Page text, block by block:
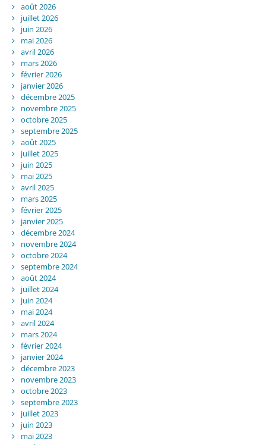
août 2026
juillet 2026
juin 2026
mai 2026
avril 2026
mars 2026
février 2026
janvier 2026
décembre 2025
novembre 2025
octobre 2025
septembre 2025
août 2025
juillet 2025
juin 2025
mai 2025
avril 2025
mars 2025
février 2025
janvier 2025
décembre 2024
novembre 2024
octobre 2024
septembre 2024
août 2024
juillet 2024
juin 2024
mai 2024
avril 2024
mars 2024
février 2024
janvier 2024
décembre 2023
novembre 2023
octobre 2023
septembre 2023
juillet 2023
juin 2023
mai 2023